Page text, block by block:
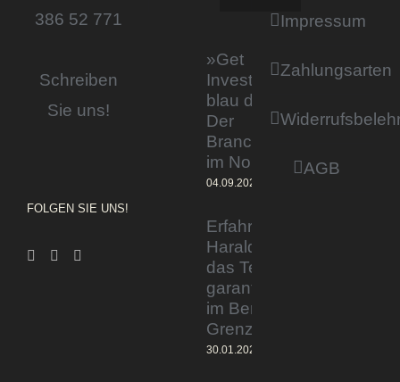
386 52 771
Schreiben
Sie uns!
FOLGEN SIE UNS!
»Get
Invested by
blau direkt«:
Der
Branchentag
im Norden
04.09.2023
Erfahrener Experte
Harald Wesely stärkt
das Team von
garantiertmehrnetto.de
im Bereich
Grenzgänger
30.01.2024
Impressum
Zahlungsarten
AGB